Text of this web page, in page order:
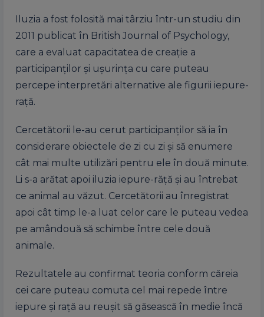
Iluzia a fost folosită mai târziu într-un studiu din
2011 publicat în British Journal of Psychology,
care a evaluat capacitatea de creație a
participanților și ușurința cu care puteau
percepe interpretări alternative ale figurii iepure-
rață.
Cercetătorii le-au cerut participanților să ia în
considerare obiectele de zi cu zi și să enumere
cât mai multe utilizări pentru ele în două minute.
Li s-a arătat apoi iluzia iepure-răță și au întrebat
ce animal au văzut. Cercetătorii au înregistrat
apoi cât timp le-a luat celor care le puteau vedea
pe amândouă să schimbe între cele două
animale.
Rezultatele au confirmat teoria conform căreia
cei care puteau comuta cel mai repede între
iepure și rață au reușit să găsească în medie încă